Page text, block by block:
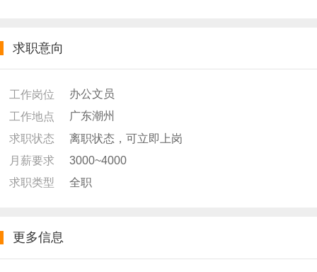
求职意向
工作岗位
办公文员
工作地点
广东潮州
求职状态
离职状态，可立即上岗
月薪要求
3000~4000
求职类型
全职
更多信息